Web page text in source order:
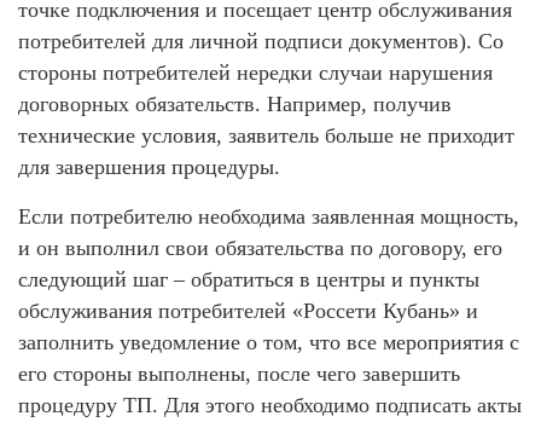
точке подключения и посещает центр обслуживания
потребителей для личной подписи документов). Со
стороны потребителей нередки случаи нарушения
договорных обязательств. Например, получив
технические условия, заявитель больше не приходит
для завершения процедуры.
Если потребителю необходима заявленная мощность,
и он выполнил свои обязательства по договору, его
следующий шаг – обратиться в центры и пункты
обслуживания потребителей «Россети Кубань» и
заполнить уведомление о том, что все мероприятия с
его стороны выполнены, после чего завершить
процедуру ТП. Для этого необходимо подписать акты